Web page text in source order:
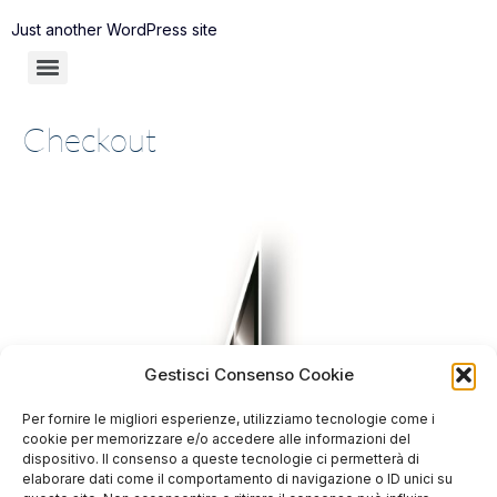
Gestisci Consenso Cookie
Per fornire le migliori esperienze, utilizziamo tecnologie come i
cookie per memorizzare e/o accedere alle informazioni del
dispositivo. Il consenso a queste tecnologie ci permetterà di
elaborare dati come il comportamento di navigazione o ID unici su
Just another WordPress site
Checkout